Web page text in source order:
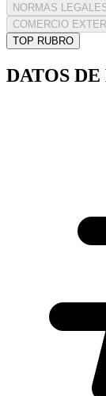
NORMAS
COMERCIO
TOP RUBRO
DATOS